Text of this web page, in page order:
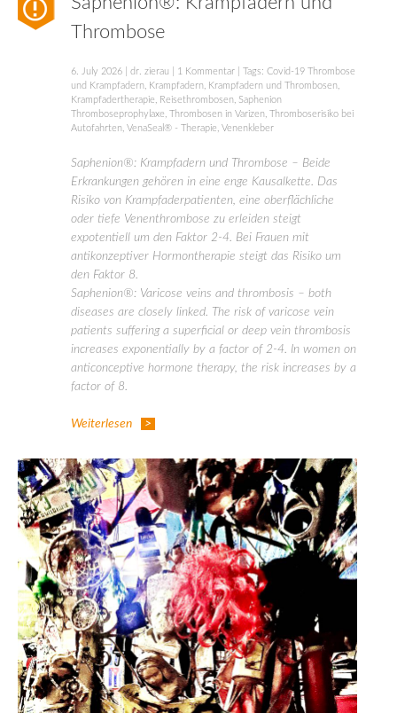
Thrombose
6. July 2026 dr. zierau 1 Kommentar | Tags: Covid-19 Thrombose
und Krampfadern
Krampfadern Krampfadern und Thrombosen
Krampfadertherapie
Reisethrombosen Saphenion
Thromboseprophylaxe Thrombosen in Varizen Thromboserisiko bei
Autofahrten VenaSeal® - Therapie Venenkleber
Saphenion®: Krampfadern und Thrombose – Beide
Erkrankungen gehören in eine enge Kausalkette. Das
Risiko von Krampfaderpatienten, eine oberflächliche
oder tiefe Venenthrombose zu erleiden steigt
expotentiell um den Faktor 2-4. Bei Frauen mit
antikonzeptiver Hormontherapie steigt das Risiko um
den Faktor 8.
Saphenion®: Varicose veins and thrombosis – both
diseases are closely linked. The risk of varicose vein
patients suffering a superficial or deep vein thrombosis
increases exponentially by a factor of 2-4. In women on
anticonceptive hormone therapy, the risk increases by a
factor of 8.
Weiterlesen